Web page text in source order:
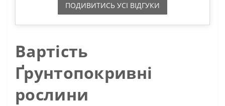
ПОДИВИТИСЬ УСI ВIДГУКИ
Вартість
Ґрунтопокривні
рослини